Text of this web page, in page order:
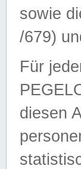
sowie
/679)
Für
diesen